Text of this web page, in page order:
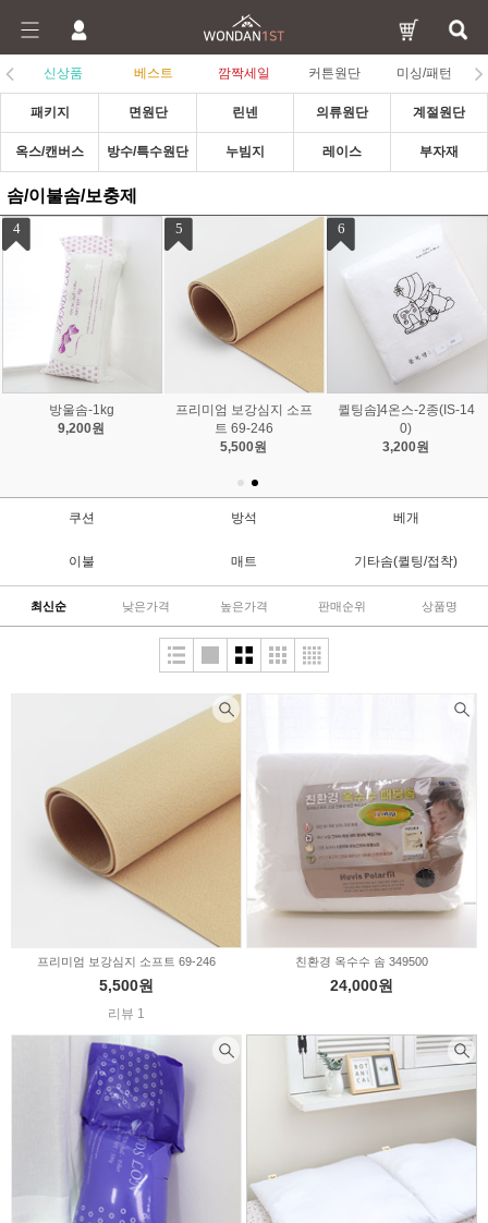
신상품 베스트 깜짝세일 커튼원단 미싱/패턴
패키지 면원단 린넨 의류원단 계절원단
옥스/캔버스 방수/특수원단 누빔지 레이스 부자재
솜/이불솜/보충제
4
방울솜-1kg
9,200원
5
프리미엄 보강심지 소프
트 69-246
5,500원
6
퀼팅솜]4온스-2종(IS-14
0)
3,200원
쿠션 방석 베개
이불 매트 기타솜(퀼팅/접착)
최신순 낮은가격 높은가격 판매순위 상품명
프리미엄 보강심지 소프트 69-246
5,500원
리뷰 1
친환경 옥수수 솜 349500
24,000원